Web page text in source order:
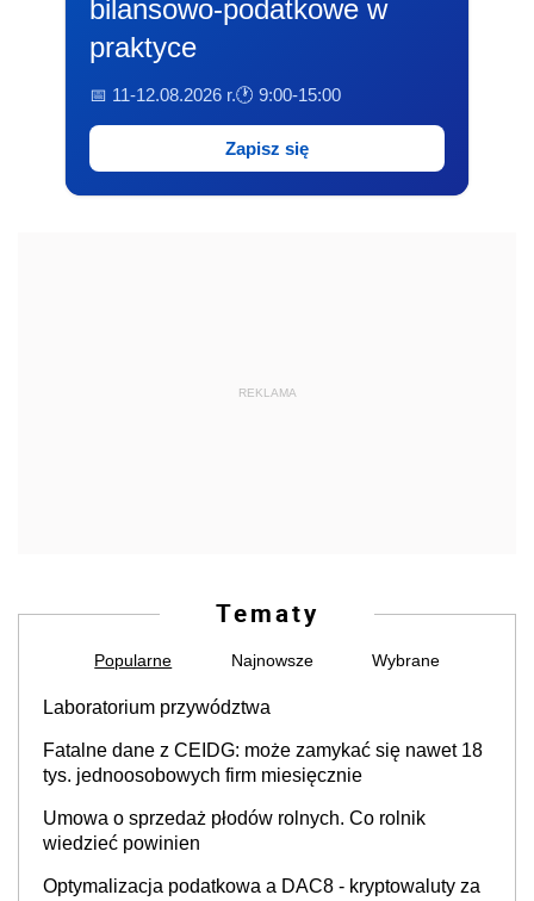
bilansowo-podatkowe w
praktyce
📅 11-12.08.2026 r.🕐 9:00-15:00
Zapisz się
REKLAMA
Tematy
Popularne Najnowsze Wybrane
Laboratorium przywództwa
Fatalne dane z CEIDG: może zamykać się nawet 18
tys. jednoosobowych firm miesięcznie
Umowa o sprzedaż płodów rolnych. Co rolnik
wiedzieć powinien
Optymalizacja podatkowa a DAC8 - kryptowaluty za